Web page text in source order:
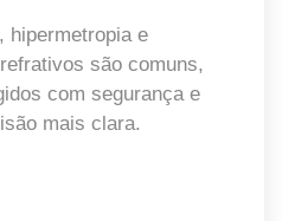
hipermetropia e
são comuns,
com segurança e
mais clara.